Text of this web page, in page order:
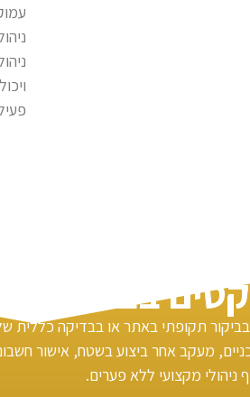
בבניה
בביקור תקופתי באתר או בבדיקה
מעקב אחר ביצוע בשטח, אישור
מקצועי ללא פערים.